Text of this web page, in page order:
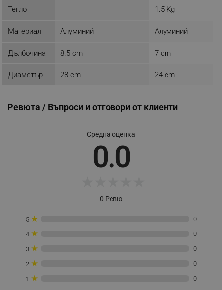
Тегло 1.5 Kg
Материал Алуминий Алуминий
Дълбочина 8.5 cm 7 cm
Диаметър 28 cm 24 cm
Ревюта / Въпроси и отговори от клиенти
Средна оценка
0.0
0 Ревю
5 ★ 0
4 ★ 0
3 ★ 0
2 ★ 0
1 ★ 0
_sgf_delayed_actions,
.alleop.bg
.alleop.bg